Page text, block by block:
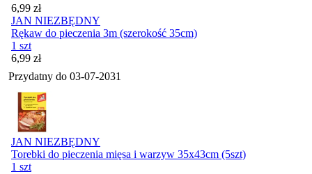
Cena
6,99 zł
JAN NIEZBĘDNY
Rękaw do pieczenia 3m (szerokość 35cm)
1 szt
Cena
6,99 zł
Przydatny do 03-07-2031
JAN NIEZBĘDNY
Torebki do pieczenia mięsa i warzyw 35x43cm (5szt)
1 szt